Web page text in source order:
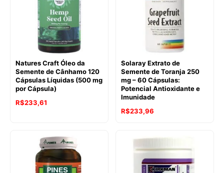
Natures Craft Óleo da
Semente de Cânhamo 120
Cápsulas Líquidas (500 mg
por Cápsula)
R$233,61
Solaray Extrato de
Semente de Toranja 250
mg – 60 Cápsulas:
Potencial Antioxidante e
Imunidade
R$233,96